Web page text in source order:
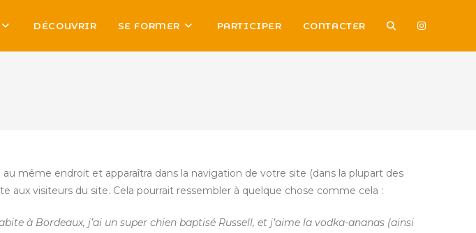
DÉCOUVRIR SE FORMER PARTICIPER CONTACTER TOGGLE
même endroit et apparaîtra dans la navigation de votre site (dans la plupart des
visiteurs du site. Cela pourrait ressembler à quelque chose comme cela :
à Bordeaux, j’ai un super chien baptisé Russell, et j’aime la vodka-ananas (ainsi